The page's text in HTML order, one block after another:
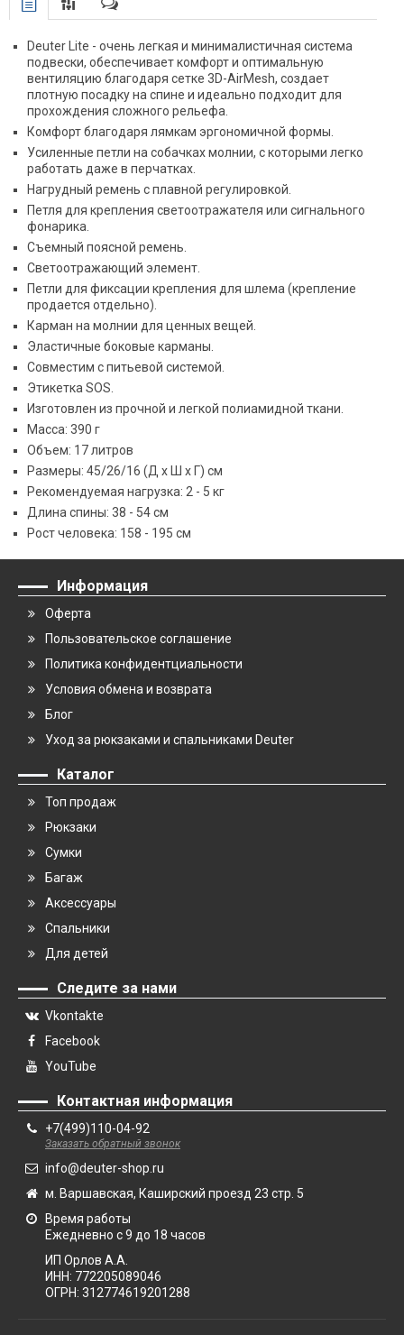
Deuter Lite - очень легкая и минималистичная система
подвески, обеспечивает комфорт и оптимальную
вентиляцию благодаря сетке 3D-AirMesh, создает
плотную посадку на спине и идеально подходит для
прохождения сложного рельефа.
Комфорт благодаря лямкам эргономичной формы.
Усиленные петли на собачках молнии, с которыми легко
работать даже в перчатках.
Нагрудный ремень с плавной регулировкой.
Петля для крепления светоотражателя или сигнального
фонарика.
Съемный поясной ремень.
Светоотражающий элемент.
Петли для фиксации крепления для шлема (крепление
продается отдельно).
Карман на молнии для ценных вещей.
Эластичные боковые карманы.
Совместим с питьевой системой.
Этикетка SOS.
Изготовлен из прочной и легкой полиамидной ткани.
Масса: 390 г
Объем: 17 литров
Размеры: 45/26/16 (Д х Ш х Г) см
Рекомендуемая нагрузка: 2 - 5 кг
Длина спины: 38 - 54 см
Рост человека: 158 - 195 см
Информация
Оферта
Пользовательское соглашение
Политика конфидентциальности
Условия обмена и возврата
Блог
Уход за рюкзаками и спальниками Deuter
Каталог
Топ продаж
Рюкзаки
Сумки
Багаж
Аксессуары
Спальники
Для детей
Следите за нами
Vkontakte
Facebook
YouTube
Контактная информация
+7(499)110-04-92
Заказать обратный звонок
info@deuter-shop.ru
м. Варшавская, Каширский проезд 23 стр. 5
Время работы
Ежедневно с 9 до 18 часов
ИП Орлов А.А.
ИНН: 772205089046
ОГРН: 312774619201288